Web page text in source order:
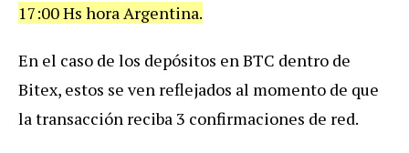
17:00 Hs hora Argentina.
En el caso de los depósitos en BTC dentro de
Bitex, estos se ven reflejados al momento de que
la transacción reciba 3 confirmaciones de red.